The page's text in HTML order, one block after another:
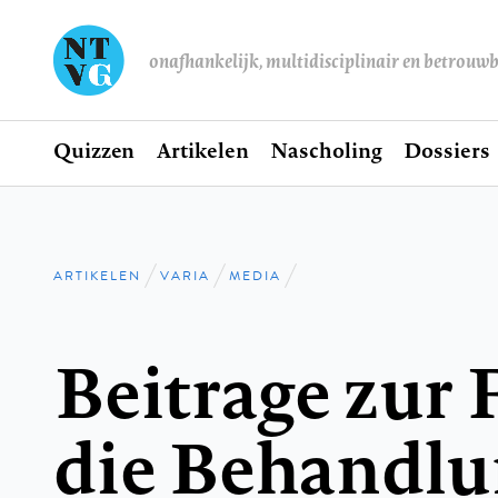
onafhankelijk, multidisciplinair en
Hoofdnavigatie
Home
Quizzen Artikelen Nascholing Dossiers
Kruimelpad
ARTIKELEN VARIA MEDIA
Beitrage zur
die